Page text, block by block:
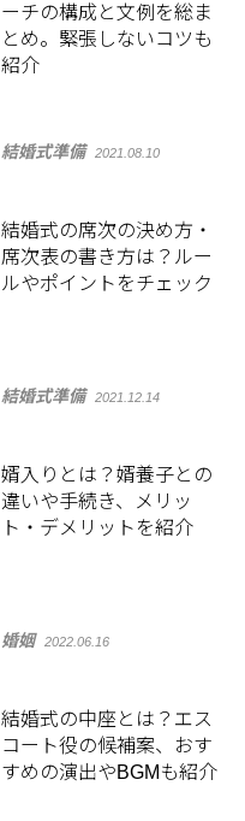
ーチの構成と文例を総ま
とめ。緊張しないコツも
紹介
結婚式準備 2021.08.10
結婚式の席次の決め方・
席次表の書き方は？ルー
ルやポイントをチェック
結婚式準備 2021.12.14
婿入りとは？婿養子との
違いや手続き、メリッ
ト・デメリットを紹介
婚姻 2022.06.16
結婚式の中座とは？エス
コート役の候補案、おす
すめの演出やBGMも紹介